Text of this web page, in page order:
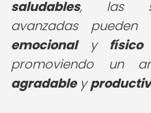
saludables, las
avanzadas
emocionaly físico
promoviendo un
agradabley